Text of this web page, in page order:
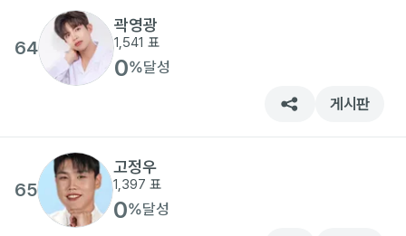
64
곽영광
1,541 표
0%달성
게시판
65
고정우
1,397 표
0%달성